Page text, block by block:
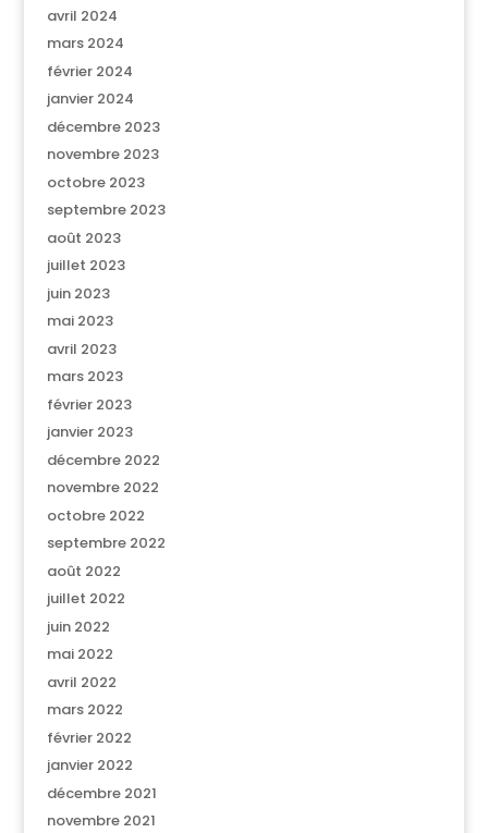
avril 2024
mars 2024
février 2024
janvier 2024
décembre 2023
novembre 2023
octobre 2023
septembre 2023
août 2023
juillet 2023
juin 2023
mai 2023
avril 2023
mars 2023
février 2023
janvier 2023
décembre 2022
novembre 2022
octobre 2022
septembre 2022
août 2022
juillet 2022
juin 2022
mai 2022
avril 2022
mars 2022
février 2022
janvier 2022
décembre 2021
novembre 2021